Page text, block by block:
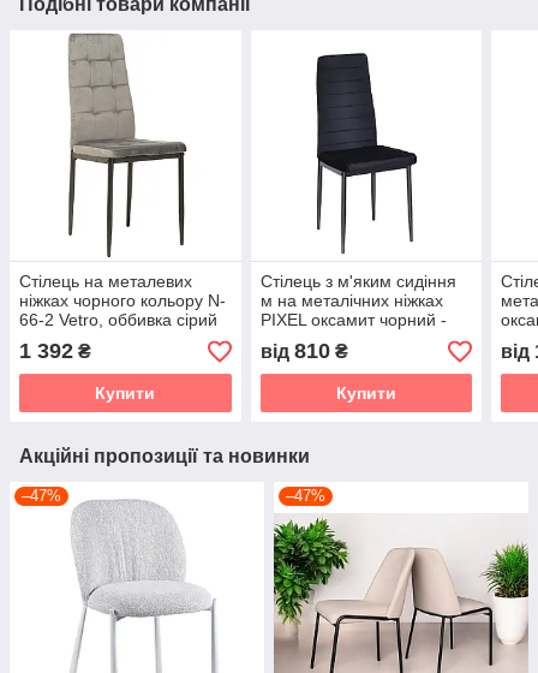
Стілець на металевих
ніжках чорного кольору N-
66-2 Vetro, оббивка сірий
велюр
1 392 ₴
Купити
Стілець з м'яким сидіння
м на металічних ніжках
PIXEL оксамит чорний -
UC- 904, колір ніжок на
вибір
від 810₴
Купити
від
Акційні пропозиції та новинки
–47% –47%